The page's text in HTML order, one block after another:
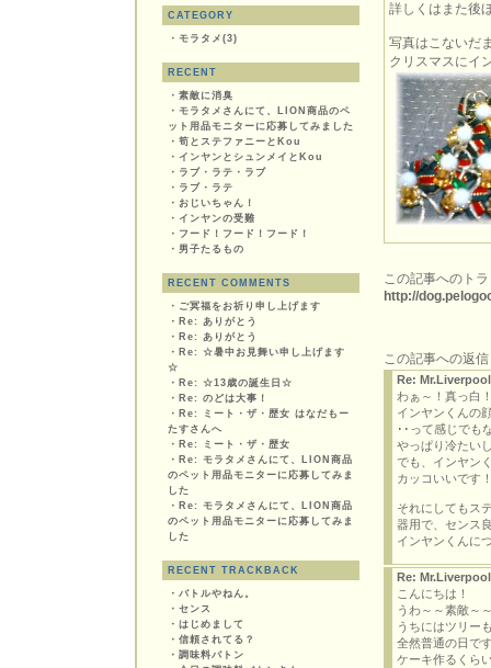
CATEGORY
・ モラタメ(3)
RECENT
・ 素敵に消臭
・ モラタメさんにて、LION商品のペ
ット用品モニターに応募してみました
・ 筍とステファニーとKou
・ インヤンとシュンメイとKou
・ ラブ・ラテ・ラブ
・ ラブ・ラテ
・ おじいちゃん！
・ インヤンの受難
・ フード！フード！フード！
・ 男子たるもの
RECENT COMMENTS
・ ご冥福をお祈り申し上げます
・ Re: ありがとう
・ Re: ありがとう
・ Re: ☆暑中お見舞い申し上げます
☆
・ Re: ☆13歳の誕生日☆
・ Re: のどは大事！
・ Re: ミート・ザ・歴女 はなだもー
たすさんへ
・ Re: ミート・ザ・歴女
・ Re: モラタメさんにて、LION商品
のペット用品モニターに応募してみま
した
・ Re: モラタメさんにて、LION商品
のペット用品モニターに応募してみま
した
RECENT TRACKBACK
・ バトルやねん。
・ センス
・ はじめまして
・ 信頼されてる？
・ 調味料バトン
詳しくはまた後
写真はこないだ
クリスマスにイ
この記事へのト
http://
この記事への返信
Re: Mr.Liverpool
わぁ～！真っ白
インヤンくんの
･･って感じでも
やっぱり冷たい
でも、インヤン
カッコいいです
それにしてもス
器用で、センス
インヤンくんに
Re: Mr.Liverpool
こんにちは！
うわ～～素敵～
うちにはツリー
全然普通の日で
ケーキ作るくら